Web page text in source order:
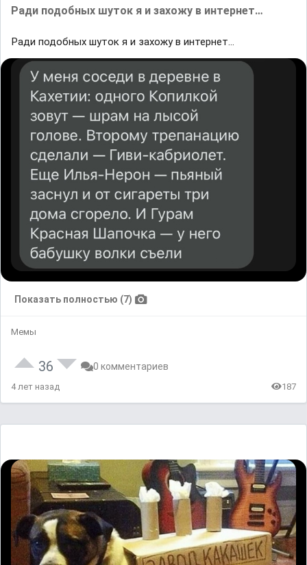
Ради подобных шуток я и захожу в интернет…
Ради подобных шуток я и захожу в интернет…
Показать полностью (7)
Мемы
36 0 комментариев
4 лет назад 187